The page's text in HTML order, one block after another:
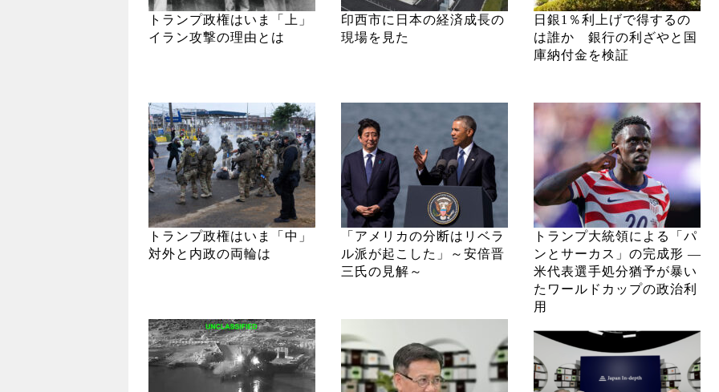
トランプ政権はいま「上」
イラン攻撃の理由とは
印西市に日本の経済成長の
現場を見た
日銀1％利上げで得するの
は誰か 銀行の利ざやと国
庫納付金を検証
トランプ政権はいま「中」
対外と内政の両輪は
「アメリカの分断はリベラ
ル派が起こした」～安倍晋
三氏の見解～
トランプ大統領による「パ
ンとサーカス」の完成形 ―
米代表選手処分猶予が暴い
たワールドカップの政治利
用